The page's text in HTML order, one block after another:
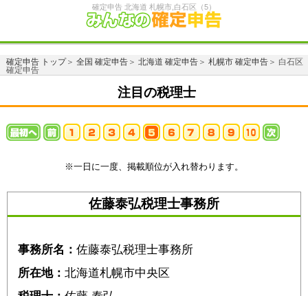
確定申告 北海道 札幌市,白石区（5）
確定申告 トップ＞ 全国 確定申告＞ 北海道 確定申告＞ 札幌市 確定申告＞ 白石区
確定申告
注目の税理士
※一日に一度、掲載順位が入れ替わります。
佐藤泰弘税理士事務所
事務所名： 佐藤泰弘税理士事務所
所在地： 北海道札幌市中央区